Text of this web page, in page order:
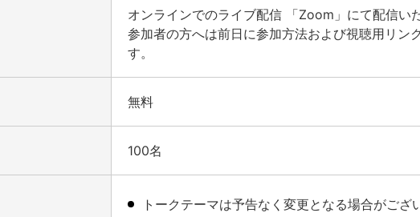
オンラインでのライブ配信 「Zoom」にて配信い
参加者の方へは前日に参加方法および視聴用リン
す。
無料
100名
トークテーマは予告なく変更となる場合がござ